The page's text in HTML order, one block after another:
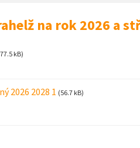
na rok 2026 a
kB)
2026 2028 1 (56.7 kB)